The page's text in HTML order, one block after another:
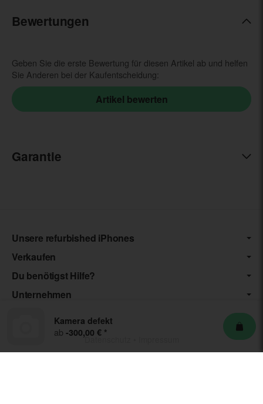
Kamera defekt
ab -300,00 € *
Bewertungen
Geben Sie die erste Bewertung für diesen Artikel ab und helfen
Sie Anderen bei der Kaufentscheidung:
Garantie
Unsere refurbished iPhones
Verkaufen
Du benötigst Hilfe?
Unternehmen
Datenschutz